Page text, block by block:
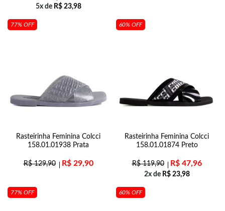
5x de R$23,98
77% OFF
Rasteirinha Feminina Colcci
158.01.01938 Prata
R$129,90 R$29,90
60% OFF
Rasteirinha Feminina Colcci
158.01.01874 Preto
R$119,90 R$47,96
2x de R$23,98
77% OFF 60% OFF